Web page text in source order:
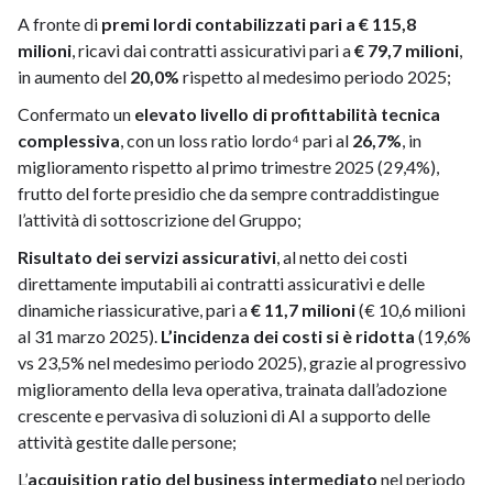
A fronte di premi lordi contabilizzati pari a € 115,8
milioni, ricavi dai contratti assicurativi pari a€ 79,7 milioni,
in aumento del 20,0% rispetto al medesimo periodo 2025;
Confermato un elevato livello di profittabilità tecnica
complessiva, con un loss ratio lordo⁴ pari al 26,7%, in
miglioramento rispetto al primo trimestre 2025 (29,4%),
frutto del forte presidio che da sempre contraddistingue
l’attività di sottoscrizione del Gruppo;
Risultato dei servizi assicurativi, al netto dei costi
direttamente imputabili ai contratti assicurativi e delle
dinamiche riassicurative, pari a€ 11,7 milioni(€ 10,6 milioni
al 31 marzo 2025). L’incidenza dei costi si è ridotta (19,6%
vs 23,5% nel medesimo periodo 2025), grazie al progressivo
miglioramento della leva operativa, trainata dall’adozione
crescente e pervasiva di soluzioni di AI a supporto delle
attività gestite dalle persone;
L’acquisition ratio del business intermediato nel periodo